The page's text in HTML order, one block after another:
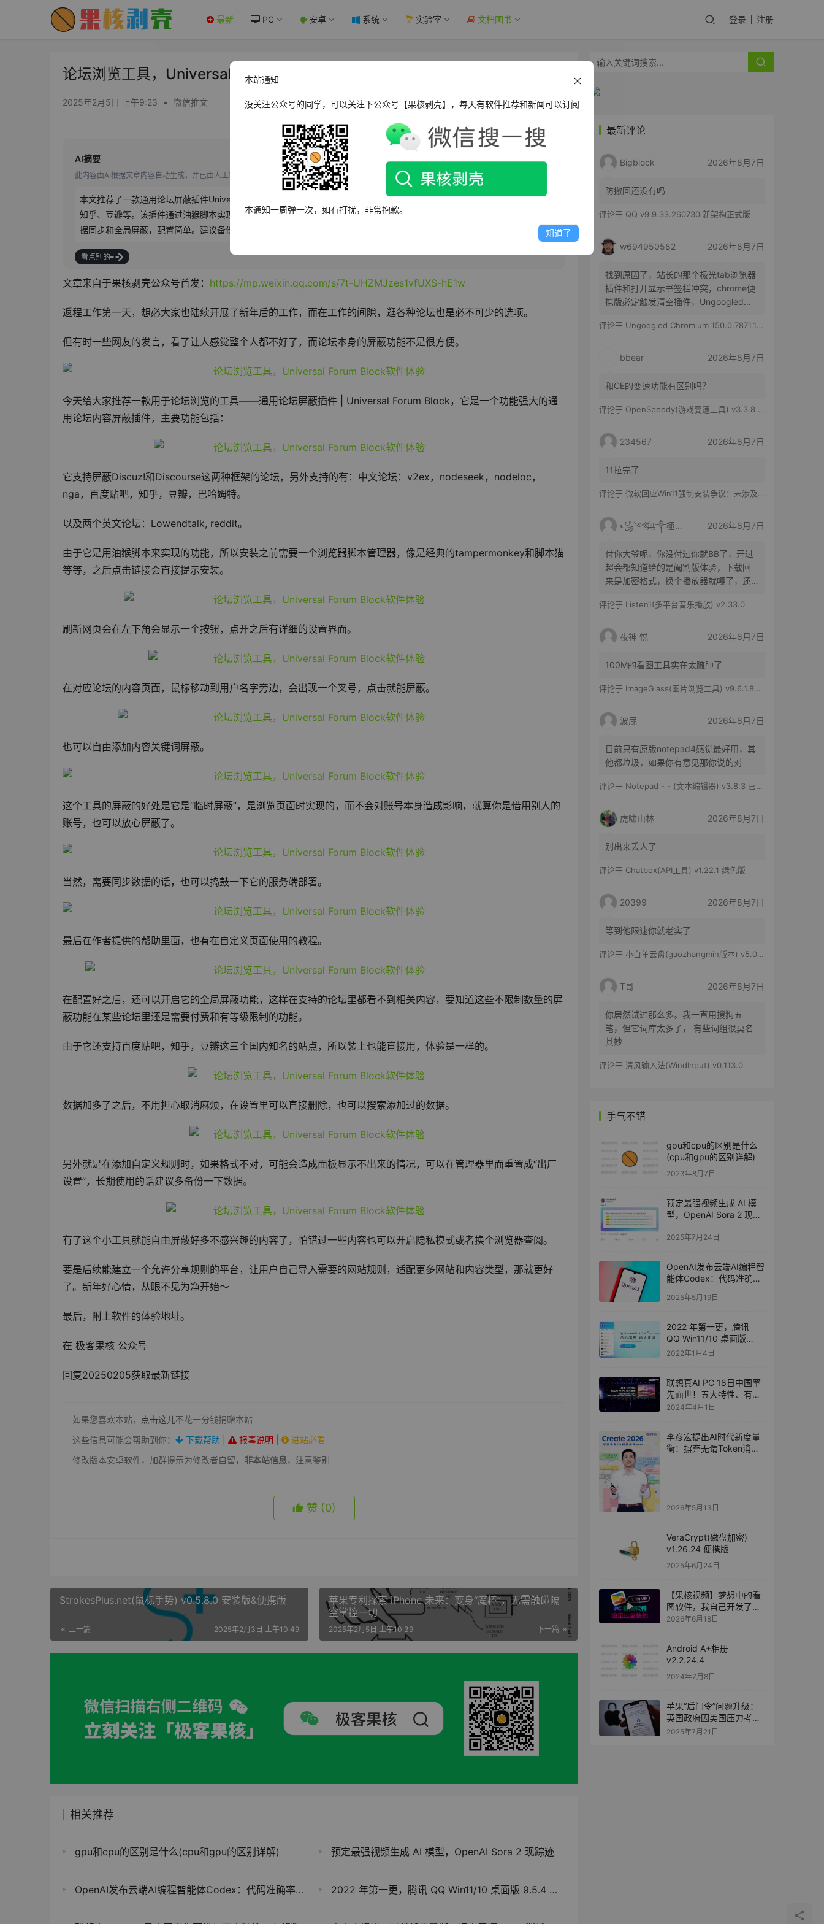
最新 PC 安卓 系统 实验室 文档图书 登录 注册
论坛浏览工具，Universal Forum Block软件体验 - 果核剥壳
2025年2月5日 上午9:23 • 微信推文
AI摘要
此内容由AI根据文章内容自动生成，并已由人工审核
本文推荐了一款通用论坛屏蔽插件Universal Forum Block，支持屏蔽多种论坛框架和站点，如Discuz!、Discourse、v2ex、
知乎、豆瓣等。该插件通过油猴脚本实现，安装前需浏览器脚本管理器。它可临时屏蔽用户或关键词，不影响账号。支持数
据同步和全局屏蔽，配置简单。建议备份数据，注意规则格式。使用该插件可净化论坛浏览体验，期待未来分享规则平台。
看点别的
文章来自于果核剥壳公众号首发： https://mp.weixin.qq.com/s/7t-UHZMJzes1vfUXS-hE1w
返程工作第一天，想必大家也陆续开展了新年后的工作，而在工作的间隙，逛各种论坛也是必不可少的选项。
但有时一些网友的发言，看了让人感觉整个人都不好了，而论坛本身的屏蔽功能不是很方便。
今天给大家推荐一款用于论坛浏览的工具——通用论坛屏蔽插件 | Universal Forum Block，它是一个功能强大的通
用论坛内容屏蔽插件，主要功能包括：
它支持屏蔽Discuz!和Discourse这两种框架的论坛，另外支持的有：中文论坛：v2ex，nodeseek，nodeloc，
nga，百度贴吧，知乎，豆瓣，巴哈姆特。
以及两个英文论坛：Lowendtalk, reddit。
由于它是用油猴脚本来实现的功能，所以安装之前需要一个浏览器脚本管理器，像是经典的tampermonkey和脚本猫
等等，之后点击链接会直接提示安装。
刷新网页会在左下角会显示一个按钮，点开之后有详细的设置界面。
在对应论坛的内容页面，鼠标移动到用户名字旁边，会出现一个叉号，点击就能屏蔽。
也可以自由添加内容关键词屏蔽。
这个工具的屏蔽的好处是它是“临时屏蔽”，是浏览页面时实现的，而不会对账号本身造成影响，就算你是借用别人的
账号，也可以放心屏蔽了。
当然，需要同步数据的话，也可以捣鼓一下它的服务端部署。
最后在作者提供的帮助里面，也有在自定义页面使用的教程。
在配置好之后，还可以开启它的全局屏蔽功能，这样在支持的论坛里都看不到相关内容，要知道这些不限制数量的屏
蔽功能在某些论坛里还是需要付费和有等级限制的功能。
由于它还支持百度贴吧，知乎，豆瓣这三个国内知名的站点，所以装上也能直接用，体验是一样的。
数据加多了之后，不用担心取消麻烦，在设置里可以直接删除，也可以搜索添加过的数据。
另外就是在添加自定义规则时，如果格式不对，可能会造成面板显示不出来的情况，可以在管理器里面重置成“出厂
设置”，长期使用的话建议多备份一下数据。
有了这个小工具就能自由屏蔽好多不感兴趣的内容了，怕错过一些内容也可以开启隐私模式或者换个浏览器查阅。
要是后续能建立一个允许分享规则的平台，让用户自己导入需要的网站规则，适配更多网站和内容类型，那就更好
了。新年好心情，从眼不见为净开始～
最后，附上软件的体验地址。
在 极客果核 公众号
回复20250205获取最新链接
如果您喜欢本站， 点击这儿不花一分钱捐赠本站
这些信息可能会帮助到你：
下载帮助 报毒说明
进站必看
修改版本安卓软件，加群提示为修改者自留， 非本站信息，注意鉴别
赞 (0)
StrokesPlus.net(鼠标手势) v0.5.8.0 安装版&便携版
上一篇 2025年2月3日 上午10:49
苹果专利探索 iPhone 未来：变身“魔棒”，无需触碰隔
空掌控一切
下一篇
2025年2月5日 上午10:39
相关推荐
gpu和cpu的区别是什么(cpu和gpu的区别详解) 预定最强视频生成 AI 模型，OpenAI Sora 2 现踪迹
OpenAI发布云端AI编程智能体Codex：代码准确率高达90% 2022 年第一更，腾讯 QQ Win11/10 桌面版 9.5.4 发布，微软商店版同步更新
最新评论
Bigblock 2026年8月7日
防撤回还没有吗
评论于 QQ v9.9.33.260730 新架构正式版
w694950582 2026年8月7日
找到原因了，站长的那个极光tab浏览器
插件和打开显示书签栏冲突，chrome便
携版必定触发清空插件，Ungoogled
所有插件，有时候只是极光tab插件消失
评论于 Ungoogled Chromium 150.0.7871.186-1.1 果核优化便携版
bbear 2026年8月7日
和CE的变速功能有区别吗？
评论于 OpenSpeedy(游戏变速工具) v3.3.8 绿色版
234567 2026年8月7日
11拉完了
评论于 微软回应Win11强制安装争议：未涉及企业设备，承诺不用用户照片训练AI
꧁༺無༒極༻꧂ 2026年8月7日
付你大爷呢，你没付过你就BB了，开过
超会都知道给的是阉割版体验，下载回
来是加密格式，换个播放器就嘎了，还
评论于 Listen1(多平台音乐播放) v2.33.0
夜神 悦 2026年8月7日
100M的看图工具实在太臃肿了
评论于 ImageGlass(图片浏览工具) v9.6.1.807 官方便携版
波屁 2026年8月7日
目前只有原版notepad4感觉最好用，其
他都垃圾，如果你有意见那你说的对
评论于 Notepad - - (文本编辑器) v3.8.3 官方版
虎啸山林 2026年8月7日
别出来丢人了
评论于 Chatbox(API工具) v1.22.1 绿色版
20399 2026年8月7日
等到他限速你就老实了
评论于 小白羊云盘(gaozhangmin版本) v5.0.14
T哥 2026年8月7日
你居然试过那么多。我一直用搜狗五
笔，但它词库太多了， 有些词组很莫名
其妙
评论于 清风输入法(WindInput) v0.113.0
手气不错
gpu和cpu的区别是什么
(cpu和gpu的区别详解)
2023年8月7日
预定最强视频生成 AI 模
型，OpenAI Sora 2 现踪
2025年7月24日
OpenAI发布云端AI编程智
能体Codex：代码准确率
2025年5月19日
2022 年第一更，腾讯
QQ Win11/10 桌面版
9.5.4 发布，微软商店版
2022年1月4日
联想真AI PC 18日中国率
先面世！五大特性、有望
数字“永生”
2024年4月1日
李彦宏提出AI时代新度量
衡：摒弃无谓Token消
2026年5月13日
VeraCrypt(磁盘加密)
v1.26.24 便携版
2025年6月24日
【果核视频】梦想中的看
图软件，我自己开发了出
来
2026年6月18日
Android A+相册
v2.2.24.4
2024年7月8日
苹果“后门令”问题升级：
英国政府因美国压力考虑
让步
2025年7月21日
本站通知
没关注公众号的同学，可以关注下公众号【果核剥壳】，每天有软件推荐和新闻可以订阅
本通知一周弹一次，如有打扰，非常抱歉。
知道了